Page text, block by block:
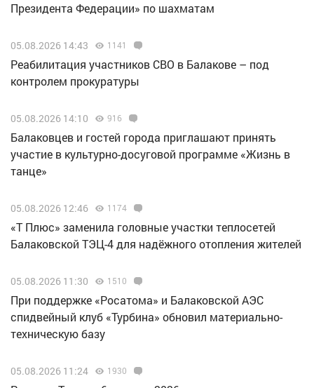
Президента Федерации» по шахматам
05.08.2026 14:43 1141
Реабилитация участников СВО в Балакове – под
контролем прокуратуры
05.08.2026 14:10 916
Балаковцев и гостей города приглашают принять
участие в культурно-досуговой программе «Жизнь в
танце»
05.08.2026 12:46 1174
«Т Плюс» заменила головные участки теплосетей
Балаковской ТЭЦ-4 для надёжного отопления жителей
05.08.2026 11:30 1510
При поддержке «Росатома» и Балаковской АЭС
спидвейный клуб «Турбина» обновил материально-
техническую базу
05.08.2026 11:24 1930